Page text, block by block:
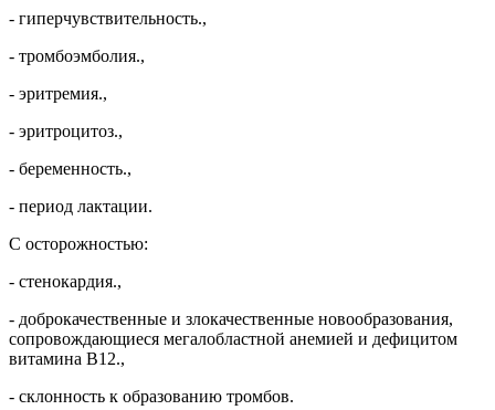
- гиперчувствительность.,
- тромбоэмболия.,
- эритремия.,
- эритроцитоз.,
- беременность.,
- период лактации.
С осторожностью:
- стенокардия.,
- доброкачественные и злокачественные новообразования,
сопровождающиеся мегалобластной анемией и дефицитом
витамина В12.,
- склонность к образованию тромбов.